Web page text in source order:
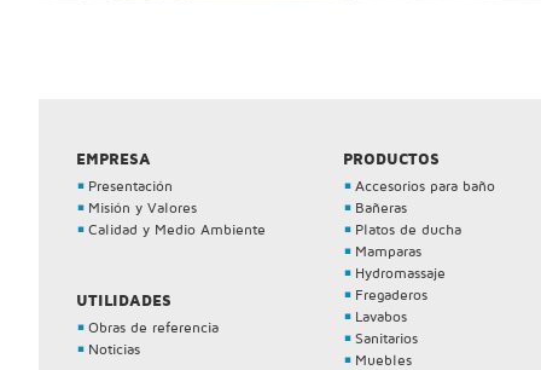
EMPRESA
Presentación
Misión y Valores
Calidad y Medio Ambiente
UTILIDADES
Obras de referencia
Noticias
PRODUCTOS
Accesorios para baño
Bañeras
Platos de ducha
Mamparas
Hydromassaje
Fregaderos
Lavabos
Sanitarios
Muebles